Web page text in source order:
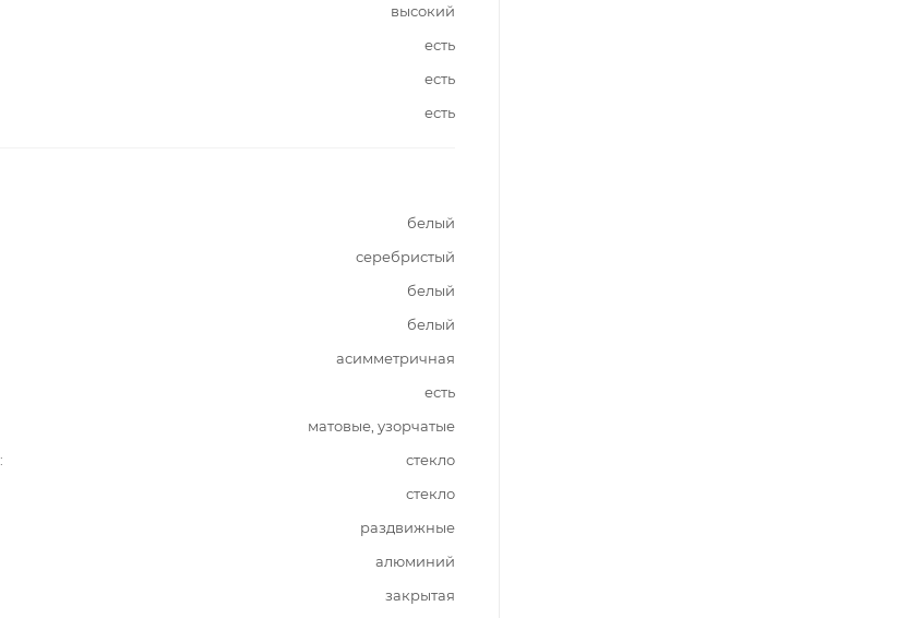
высокий
есть
есть
есть
белый
серебристый
белый
белый
асимметричная
есть
матовые, узорчатые
стекло
стекло
раздвижные
алюминий
закрытая